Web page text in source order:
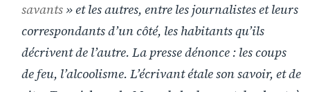
savants» et les autres, entre les journalistes et leurs
correspondants d’un côté, les habitants qu’ils
décrivent de l’autre. La presse dénonce : les coups
de feu, l’alcoolisme. L’écrivant étale son savoir, et de